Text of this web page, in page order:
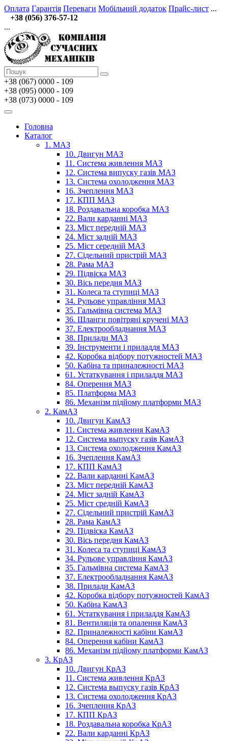
Оплата Гарантія Переваги Мобільний додаток Прайс-лист ...
+38 (056) 376-57-12
...
+38 (067) 0000 - 109
+38 (095) 0000 - 109
+38 (073) 0000 - 109
Головна
Каталог
1. МАЗ
10. Двигун МАЗ
11. Система живлення МАЗ
12. Система випуску газів МАЗ
13. Система охолодження МАЗ
16. Зчеплення МАЗ
17. КПП МАЗ
18. Роздавальна коробка МАЗ
22. Вали карданні МАЗ
23. Міст передній МАЗ
24. Міст задній МАЗ
25. Міст середній МАЗ
27. Сідельний пристрій МАЗ
28. Рама МАЗ
29. Підвіска МАЗ
30. Вісь передня МАЗ
31. Колеса та ступиці МАЗ
34. Рульове управління МАЗ
35. Гальмівна система МАЗ
36. Шланги повітряні кручені МАЗ
37. Електрообладнання МАЗ
38. Прилади МАЗ
39. Інструменти і приладдя МАЗ
42. Коробка відбору потужностей МАЗ
50. Кабіна та приналежності МАЗ
61. Устаткування і приладдя МАЗ
84. Оперення МАЗ
85. Платформа МАЗ
86. Механізм підйому платформи МАЗ
2. КамАЗ
10. Двигун КамАЗ
11. Система живлення КамАЗ
12. Система выпуску газів КамАЗ
13. Система охолодження КамАЗ
16. Зчеплення КамАЗ
17. КПП КамАЗ
22. Вали карданні КамАЗ
23. Міст передній КамАЗ
24. Міст задній КамАЗ
25. Міст средній КамАЗ
27. Сідельний пристрій КамАЗ
28. Рама КамАЗ
29. Підвіска КамАЗ
30. Вісь передня КамАЗ
31. Колеса та ступиці КамАЗ
34. Рульове управління КамАЗ
35. Гальмівна система КамАЗ
37. Електрообладнання КамАЗ
38. Прилади КамАЗ
42. Коробка відбору потужностей КамАЗ
50. Кабіна КамАЗ
61. Устаткування і приладдя КамАЗ
81. Вентиляція та опалення КамАЗ
82. Приналежності кабіни КамАЗ
84. Оперення кабіни КамАЗ
86. Механізм підйому платформи КамАЗ
3. КрАЗ
10. Двигун КрАЗ
11. Система живлення КрАЗ
12. Система выпуску газів КрАЗ
13. Система охолодження КрАЗ
16. Зчеплення КрАЗ
17. КПП КрАЗ
18. Роздавальна коробка КрАЗ
22. Вали карданні КрАЗ